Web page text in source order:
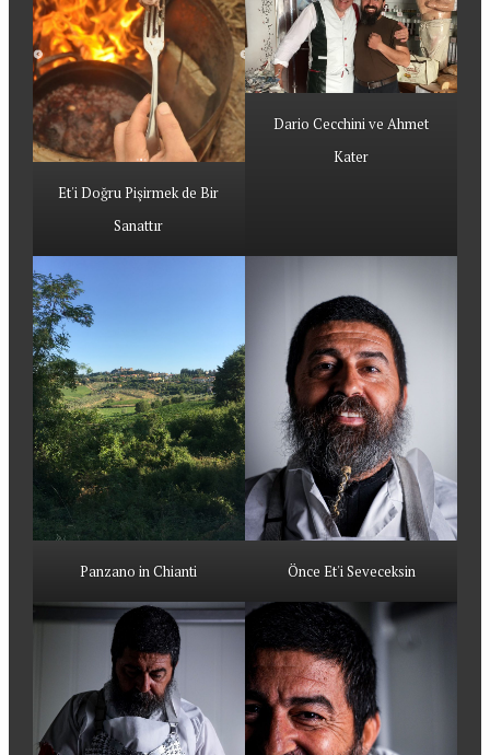
Et'i Doğru Pişirmek de Bir
Sanattır
Dario Cecchini ve Ahmet
Kater
Panzano in Chianti Önce Et'i Seveceksin